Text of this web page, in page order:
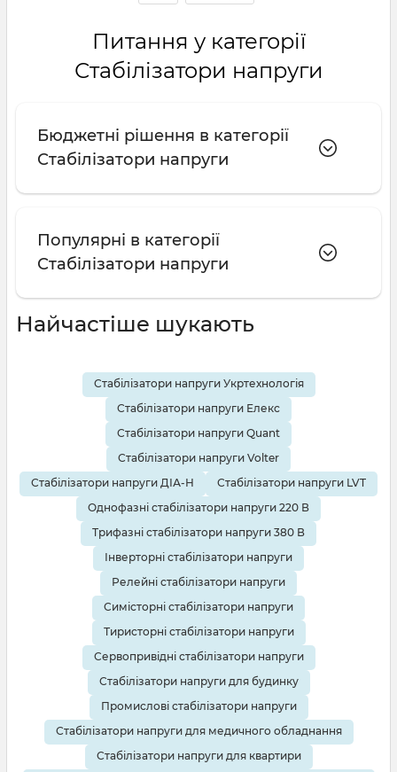
Питання у категорії
Стабілізатори напруги
Бюджетні рішення в категорії
Стабілізатори напруги
Популярні в категорії
Стабілізатори напруги
Найчастіше шукають
Стабілізатори напруги Укртехнологія
Стабілізатори напруги Елекс
Стабілізатори напруги Quant
Стабілізатори напруги Volter
Стабілізатори напруги ДІА-Н
Стабілізатори напруги LVT
Однофазні стабілізатори напруги 220 В
Трифазні стабілізатори напруги 380 В
Інверторні стабілізатори напруги
Релейні стабілізатори напруги
Симісторні стабілізатори напруги
Тиристорні стабілізатори напруги
Сервопривідні стабілізатори напруги
Стабілізатори напруги для будинку
Промислові стабілізатори напруги
Стабілізатори напруги для медичного обладнання
Стабілізатори напруги для квартири